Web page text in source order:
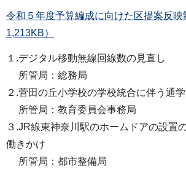
令和５年度予算編成に向けた区提案反映
1,213KB）
１.デジタル移動無線回線数の見直し
所管局：総務局
２.菅田の丘小学校の学校統合に伴う通
所管局：教育委員会事務局
３.JR線東神奈川駅のホームドアの設置
働きかけ
所管局：都市整備局